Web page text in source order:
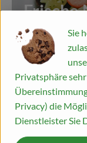
Frische
Sie
Privatsphäre
Privacy) die
Dienstleister Sie